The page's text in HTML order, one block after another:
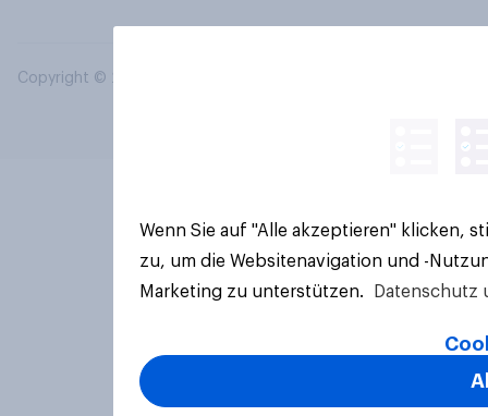
Copyright © 2026 YouGov PLC. Alle Rechte vorbehalten.
Wenn Sie auf "Alle akzeptieren" klicken,
zu, um die Websitenavigation und -
Marketing zu unterstützen.
Datenschutz